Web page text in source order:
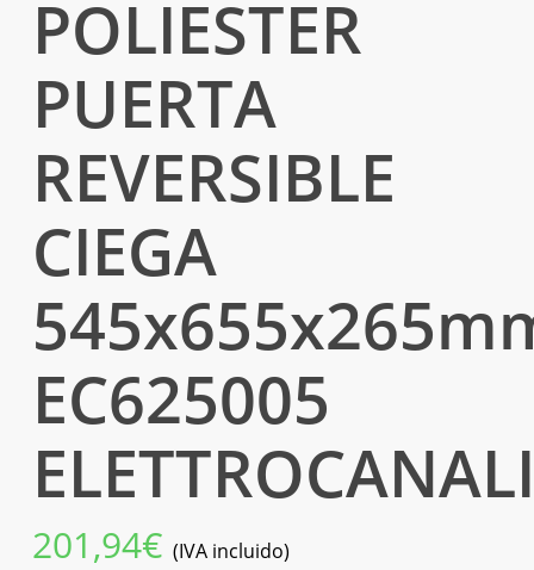
POLIESTER
PUERTA
REVERSIBLE
CIEGA
EC625005
ELETTROCANALI
201,94€ (IVA incluido)